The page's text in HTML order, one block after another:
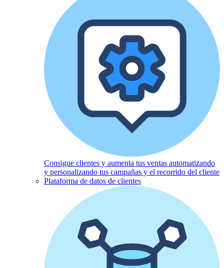
Consigue clientes y aumenta tus ventas automatizando
y personalizando tus campañas y el recorrido del cliente
Plataforma de datos de clientes